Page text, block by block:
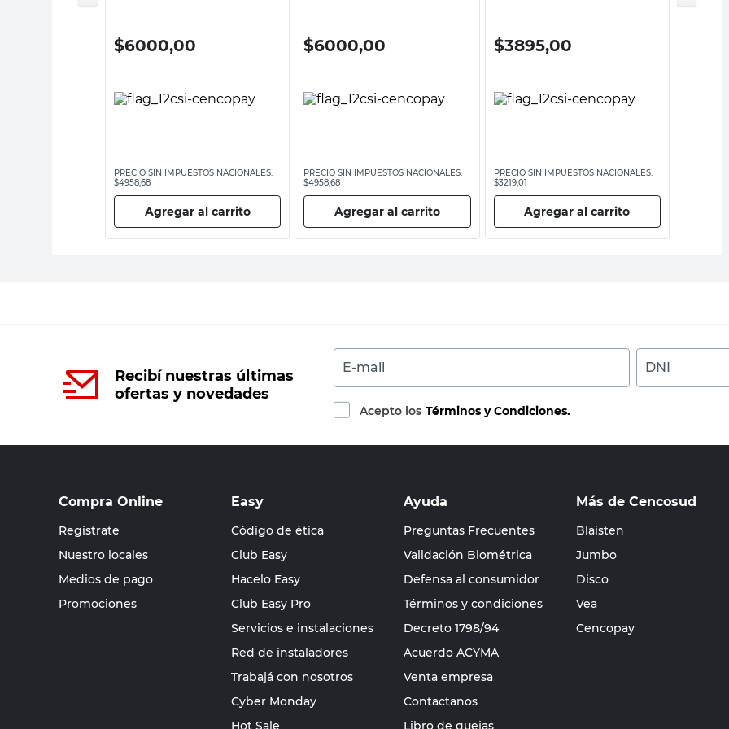
$6000,00
PRECIO SIN IMPUESTOS NACIONALES:
$4958,68
Agregar al carrito
$6000,00
PRECIO SIN IMPUESTOS NACIONALES:
$4958,68
Agregar al carrito
$3895,00
PRECIO SIN IMPUESTOS NACIONALES:
$3219,01
Agregar al carrito
Recibí nuestras últimas
ofertas y novedades
E-mail DNI
Acepto los Términos y Condiciones.
Compra Online
Registrate
Nuestro locales
Medios de pago
Promociones
Easy
Código de ética
Club Easy
Hacelo Easy
Club Easy Pro
Servicios e instalaciones
Red de instaladores
Trabajá con nosotros
Cyber Monday
Hot Sale
Ayuda
Preguntas Frecuentes
Validación Biométrica
Defensa al consumidor
Términos y condiciones
Decreto 1798/94
Acuerdo ACYMA
Venta empresa
Contactanos
Libro de quejas
Más de Cencosud
Blaisten
Jumbo
Disco
Vea
Cencopay